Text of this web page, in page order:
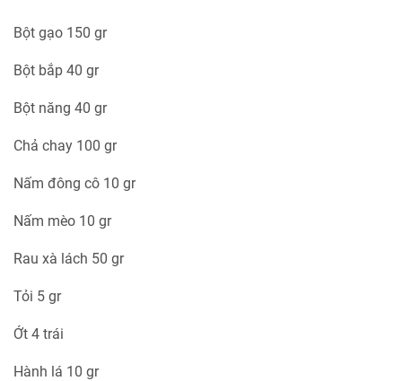
Bột gạo 150 gr
Bột bắp 40 gr
Bột năng 40 gr
Chả chay 100 gr
Nấm đông cô 10 gr
Nấm mèo 10 gr
Rau xà lách 50 gr
Tỏi 5 gr
Ớt 4 trái
Hành lá 10 gr